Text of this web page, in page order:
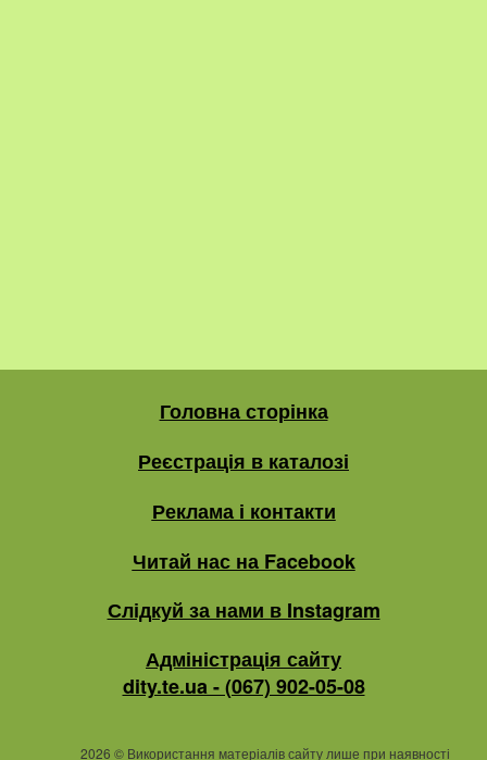
Головна сторінка
Реєстрація в каталозі
Реклама і контакти
Читай нас на Facebook
Слідкуй за нами в Instagram
Адміністрація сайту
dity.te.ua - (067) 902-05-08
2026 © Використання матеріалів сайту лише при наявності